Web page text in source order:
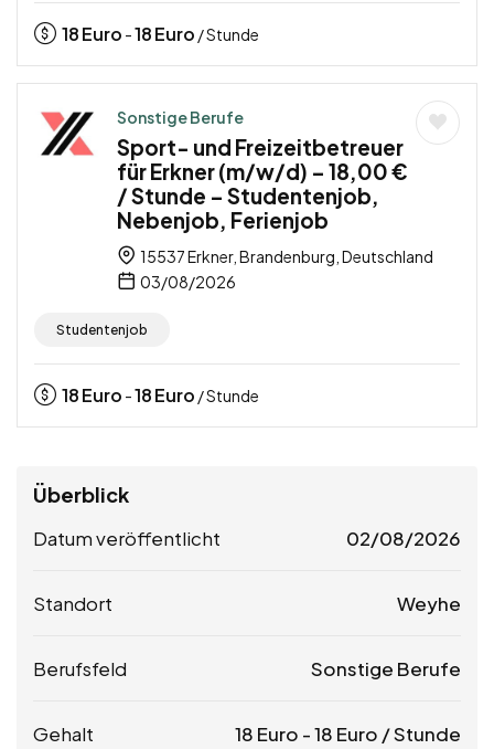
18Euro -18Euro / Stunde
Sonstige Berufe
Sport- und Freizeitbetreuer
für Erkner (m/w/d) – 18,00 €
/ Stunde – Studentenjob,
Nebenjob, Ferienjob
15537 Erkner, Brandenburg, Deutschland
03/08/2026
Studentenjob
18Euro -18Euro / Stunde
Überblick
Datum veröffentlicht 02/08/2026
Standort Weyhe
Berufsfeld Sonstige Berufe
Gehalt 18 Euro -18 Euro / Stunde